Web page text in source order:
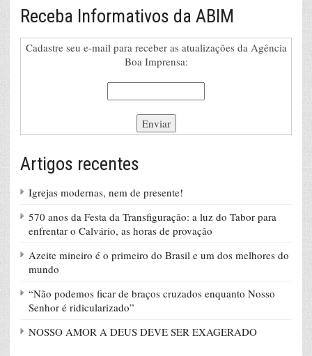
Receba Informativos da ABIM
Cadastre seu e-mail para receber as atualizações da Agência
Boa Imprensa:
Artigos recentes
Igrejas modernas, nem de presente!
570 anos da Festa da Transfiguração: a luz do Tabor para
enfrentar o Calvário, as horas de provação
Azeite mineiro é o primeiro do Brasil e um dos melhores do
mundo
“Não podemos ficar de braços cruzados enquanto Nosso
Senhor é ridicularizado”
NOSSO AMOR A DEUS DEVE SER EXAGERADO